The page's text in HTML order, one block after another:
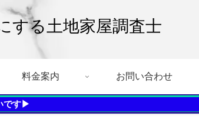
する土地家屋調査士
料金案内 お問い合わせ
です▶